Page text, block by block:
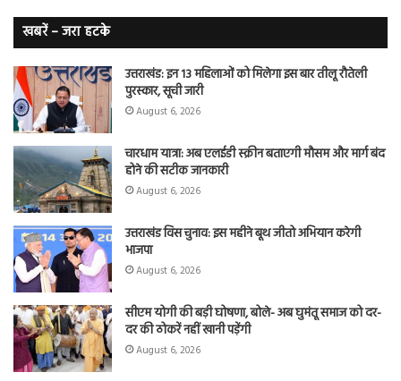
कैंसर का
शिकार
खबरें – जरा हटके
उत्तराखंड: इन 13 महिलाओं को मिलेगा इस बार तीलू रौतेली
पुरस्कार, सूची जारी
August 6, 2026
चारधाम यात्रा: अब एलईडी स्क्रीन बताएगी मौसम और मार्ग बंद
होने की सटीक जानकारी
August 6, 2026
उत्तराखंड विस चुनाव: इस महीने बूथ जीतो अभियान करेगी
भाजपा
August 6, 2026
सीएम योगी की बड़ी घोषणा, बोले- अब घुमंतू समाज को दर-
दर की ठोकरें नहीं खानी पड़ेंगी
August 6, 2026